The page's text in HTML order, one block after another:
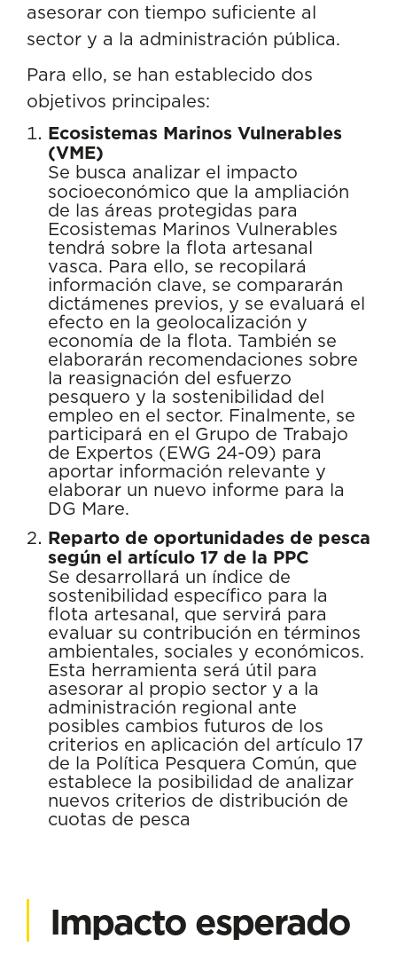
asesorar con tiempo suficiente al
sector y a la administración pública.
Para ello, se han establecido dos
objetivos principales:
Ecosistemas Marinos Vulnerables
(VME)
Se busca analizar el impacto
socioeconómico que la ampliación
de las áreas protegidas para
Ecosistemas Marinos Vulnerables
tendrá sobre la flota artesanal
vasca. Para ello, se recopilará
información clave, se compararán
dictámenes previos, y se evaluará el
efecto en la geolocalización y
economía de la flota. También se
elaborarán recomendaciones sobre
la reasignación del esfuerzo
pesquero y la sostenibilidad del
empleo en el sector. Finalmente, se
participará en el Grupo de Trabajo
de Expertos (EWG 24-09) para
aportar información relevante y
elaborar un nuevo informe para la
DG Mare.
Reparto de oportunidades de pesca
según el artículo 17 de la PPC
Se desarrollará un índice de
sostenibilidad específico para la
flota artesanal, que servirá para
evaluar su contribución en términos
ambientales, sociales y económicos.
Esta herramienta será útil para
asesorar al propio sector y a la
administración regional ante
posibles cambios futuros de los
criterios en aplicación del artículo 17
de la Política Pesquera Común, que
establece la posibilidad de analizar
nuevos criterios de distribución de
cuotas de pesca
Impacto esperado